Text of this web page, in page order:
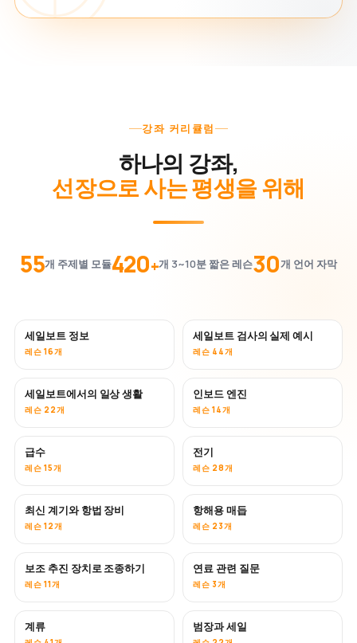
강좌 커리큘럼
하나의 강좌,
선장으로 사는 평생을 위해
55개 주제별 모듈420+개 3~10분 짧은 레슨30개 언어 자막
세일보트 정보
레슨 16개
세일보트 검사의 실제 예시
레슨 44개
세일보트에서의 일상 생활
레슨 22개
인보드 엔진
레슨 14개
급수
레슨 15개
전기
레슨 28개
최신 계기와 항법 장비
레슨 12개
항해용 매듭
레슨 23개
보조 추진 장치로 조종하기
레슨 11개
연료 관련 질문
레슨 3개
계류 범장과 세일